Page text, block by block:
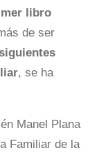
libro
de ser
, se ha
Manel Plana
Familiar de la